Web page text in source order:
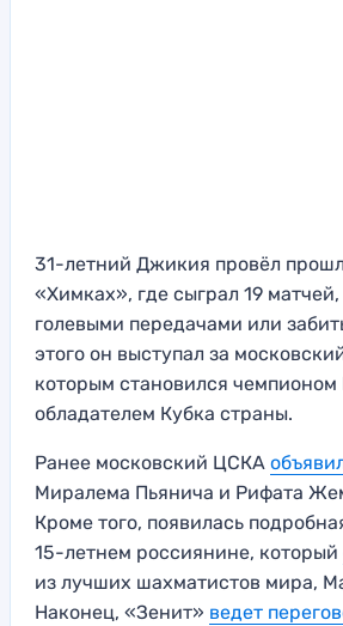
31-летний Джикия провёл
«Химках», где сыграл 19
голевыми передачами или
этого он выступал за
которым становился чемпионом
обладателем Кубка страны.
Ранее московский ЦСКА
Миралема Пьянича и Рифата
Кроме того, появилась
15-летнем россиянине, который
из лучших шахматистов мира,
Наконец, «Зенит» ведет